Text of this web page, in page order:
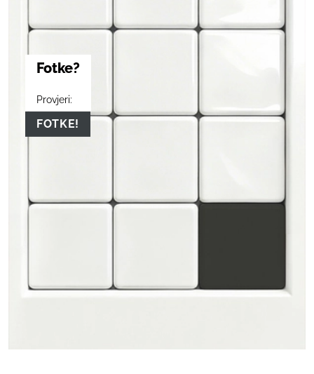
Fotke?
Provjeri:
FOTKE!